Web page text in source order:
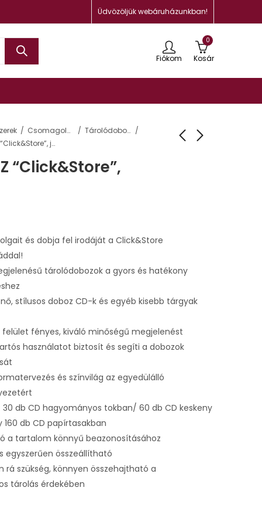
Üdvözöljük webáruházunkban!
Fiókom
0
Kosár
Csomagolás, tárolás
Tárolódobozok, ládák és kosarak
CD-doboz, LEITZ “Click&Store”, jégkék
“Click&Store”,
és dobja fel irodáját a Click&Store
tárolódobozok a gyors és hatékony
stílusos doboz CD-k és egyéb kisebb tárgyak
fényes, kiváló minőségű megjelenést
használatot biztosít és segíti a dobozok
és színvilág az egyedülálló
30 db CD hagyományos tokban/ 60 db CD keskeny
db CD papírtasakban
a tartalom könnyű beazonosításához
egyszerűen összeállítható
rá szükség, könnyen összehajtható a
tárolás érdekében